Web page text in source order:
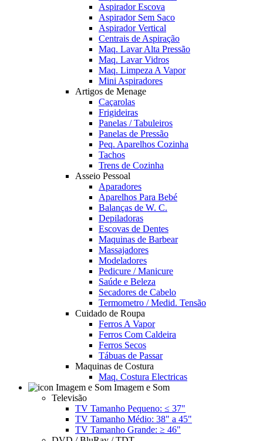
Aspirador Escova
Aspirador Sem Saco
Aspirador Vertical
Centrais de Aspiração
Maq. Lavar Alta Pressão
Maq. Lavar Vidros
Maq. Limpeza A Vapor
Mini Aspiradores
Artigos de Menage
Caçarolas
Frigideiras
Panelas / Tabuleiros
Panelas de Pressão
Peq. Aparelhos Cozinha
Tachos
Trens de Cozinha
Asseio Pessoal
Aparadores
Aparelhos Para Bebé
Balanças de W. C.
Depiladoras
Escovas de Dentes
Maquinas de Barbear
Massajadores
Modeladores
Pedicure / Manicure
Saúde e Beleza
Secadores de Cabelo
Termometro / Medid. Tensão
Cuidado de Roupa
Ferros A Vapor
Ferros Com Caldeira
Ferros Secos
Tábuas de Passar
Maquinas de Costura
Maq. Costura Electricas
Imagem e Som
Televisão
TV Tamanho Pequeno: ≤ 37"
TV Tamanho Médio: 38" a 45"
TV Tamanho Grande: ≥ 46"